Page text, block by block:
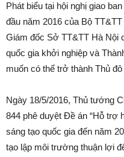
Phát biểu tại hội nghị giao
đầu năm 2016 của Bộ
Giám đốc Sở TT&TT Hà Nội
quốc gia khởi nghiệp và
muốn có thể trở thành Thủ
Ngày 18/5/2016, Thủ tướng
844 phê duyệt Đề án “Hỗ trợ
sáng tạo quốc gia đến năm
tạo lập môi trường thuận lợi